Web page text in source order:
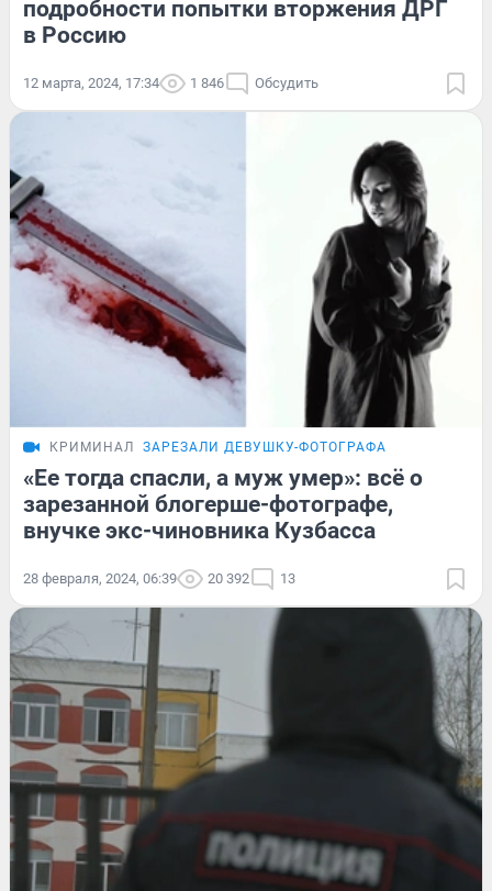
подробности попытки вторжения ДРГ
в Россию
12 марта, 2024, 17:34 1 846 Обсудить
КРИМИНАЛ ЗАРЕЗАЛИ ДЕВУШКУ-ФОТОГРАФА
«Ее тогда спасли, а муж умер»: всё о
зарезанной блогерше-фотографе,
внучке экс-чиновника Кузбасса
28 февраля, 2024, 06:39 20 392 13